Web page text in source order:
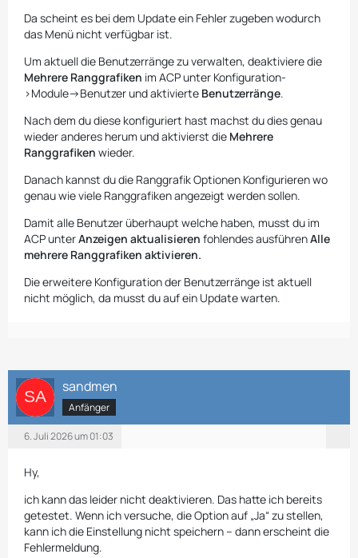
Da scheint es bei dem Update ein Fehler zugeben wodurch
das Menü nicht verfügbar ist.
Um aktuell die Benutzerränge zu verwalten, deaktiviere die
Mehrere Ranggrafiken im ACP unter Konfiguration-
>Module->Benutzer und aktivierte Benutzerränge.
Nach dem du diese konfiguriert hast machst du dies genau
wieder anderes herum und aktivierst die Mehrere
Ranggrafiken wieder.
Danach kannst du die Ranggrafik Optionen Konfigurieren wo
genau wie viele Ranggrafiken angezeigt werden sollen.
Damit alle Benutzer überhaupt welche haben, musst du im
ACP unterAnzeigen aktualisieren fohlendes ausführenAlle
mehrere Ranggrafiken aktivieren.
Die erweitere Konfiguration der Benutzerränge ist aktuell
nicht möglich, da musst du auf ein Update warten.
sandmen
Anfänger
6. Juli 2026 um 01:03
Hy,
ich kann das leider nicht deaktivieren. Das hatte ich bereits
getestet. Wenn ich versuche, die Option auf „Ja“ zu stellen,
kann ich die Einstellung nicht speichern – dann erscheint die
Fehlermeldung.